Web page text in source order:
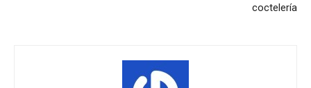
coctelería